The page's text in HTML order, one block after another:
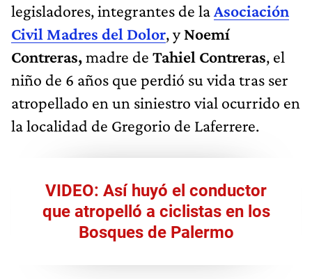
legisladores, integrantes de laAsociación
Civil Madres del Dolor, yNoemí
Contreras,madre de Tahiel Contreras, el
niño de 6 años que perdió su vida tras ser
atropellado en un siniestro vial ocurrido en
la localidad de Gregorio de Laferrere.
VIDEO: Así huyó el conductor
que atropelló a ciclistas en los
Bosques de Palermo